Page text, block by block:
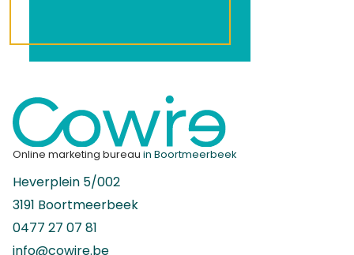
Online marketing bureau in Boortmeerbeek
Heverplein 5/002
3191 Boortmeerbeek
0477 27 07 81
info@cowire.be